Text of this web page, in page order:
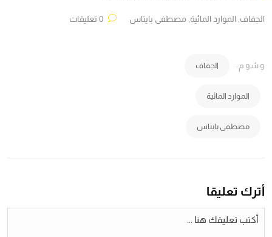
الجفاف, الموارد المائية, مصطفى بايتاس
وسُوم: الجفاف
الموارد المائية
مصطفى بايتاس
أترك تعليقا